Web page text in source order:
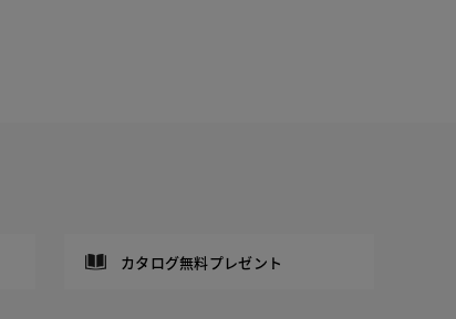
カタログ無料プレゼント